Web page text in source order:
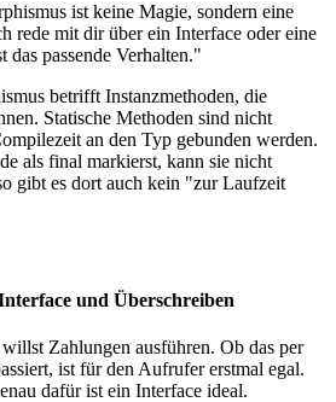
ist keine Magie, sondern eine
rede mit dir über ein Interface oder eine
das passende Verhalten."
betrifft Instanzmethoden, die
Statische Methoden sind nicht
an den Typ gebunden werden.
als final markierst, kann sie nicht
gibt es dort auch kein "zur Laufzeit
und Überschreiben
Zahlungen ausführen. Ob das per
ist für den Aufrufer erstmal egal.
dafür ist ein Interface ideal.